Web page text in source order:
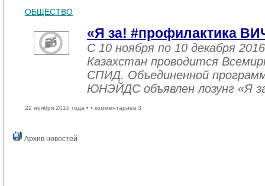
ОБЩЕСТВО
«Я за! #профилактика
С 10 ноября по 10 декабря
Казахстан проводится
СПИД. Объединенной
ЮНЭЙДС объявлен лозунг «Я
22 ноября 2016 года • • комментариев 3
Архив новостей